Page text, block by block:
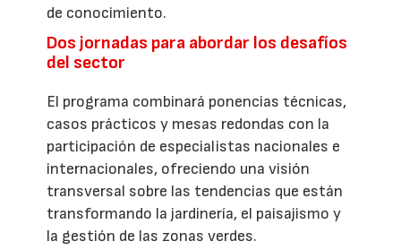
de conocimiento.
Dos jornadas para abordar los desafíos
del sector
El programa combinará ponencias técnicas,
casos prácticos y mesas redondas con la
participación de especialistas nacionales e
internacionales, ofreciendo una visión
transversal sobre las tendencias que están
transformando la jardinería, el paisajismo y
la gestión de las zonas verdes.